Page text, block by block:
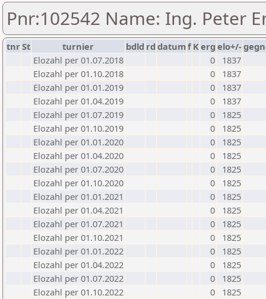
Pnr:102542 Name: Ing. Peter
tnrSt turnier bdld rd datumf Kerg elo+/-
Elozahl per 01.07.2018
0
1837
Elozahl per 01.10.2018
0
1837
Elozahl per 01.01.2019
0
1837
Elozahl per 01.04.2019
0
1837
Elozahl per 01.07.2019
0
1825
Elozahl per 01.10.2019
0
1825
Elozahl per 01.01.2020
0
1825
Elozahl per 01.04.2020
0
1825
Elozahl per 01.07.2020
0
1825
Elozahl per 01.10.2020
0
1825
Elozahl per 01.01.2021
0
1825
Elozahl per 01.04.2021
0
1825
Elozahl per 01.07.2021
0
1825
Elozahl per 01.10.2021
0
1825
Elozahl per 01.01.2022
0
1825
Elozahl per 01.04.2022
0
1825
Elozahl per 01.07.2022
0
1825
Elozahl per 01.10.2022
0
1825